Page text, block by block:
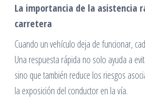
La importancia de la asistencia
carretera
Cuando un vehículo deja de funcionar,
Una respuesta rápida no solo ayuda a
sino que también reduce los riesgos
la exposición del conductor en la vía.